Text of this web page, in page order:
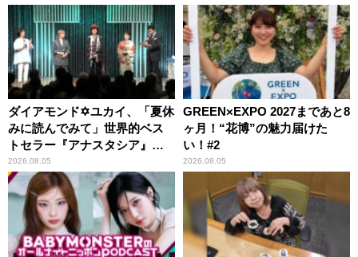
ダイアモンド✡ユカイ、「夏休
みに読んでみて」世界的ベス
トセラー『アナスタシア』を
紹介
2026.08.05
GREEN×EXPO 2027まであと8
ヶ月！“花博”の魅力届けた
い！#2
2026.08.05